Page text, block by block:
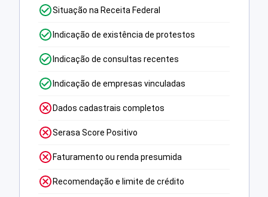
Situação na Receita Federal
Indicação de existência de protestos
Indicação de consultas recentes
Indicação de empresas vinculadas
Dados cadastrais completos
Serasa Score Positivo
Faturamento ou renda presumida
Recomendação e limite de crédito